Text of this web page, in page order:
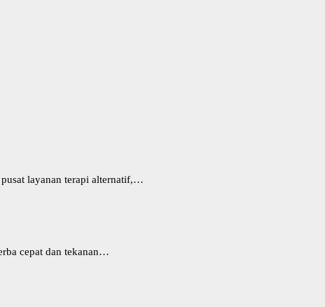
layanan terapi alternatif,…
cepat dan tekanan…